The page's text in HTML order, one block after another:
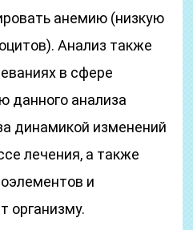
анемию (низкую
Анализ также
в сфере
данного анализа
динамикой изменений
лечения, а также
и
организму.